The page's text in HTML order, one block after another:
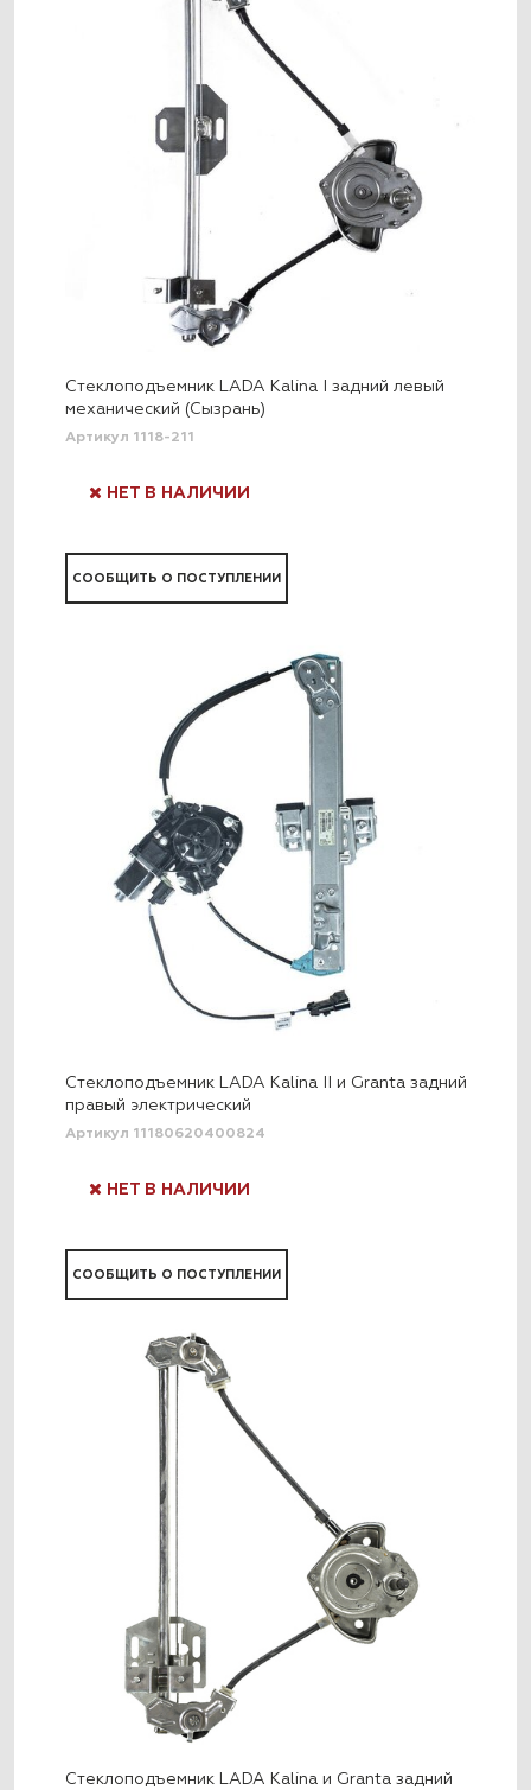
Стеклоподъемник LADA Kalina I задний левый
механический (Сызрань)
Артикул 1118-211
НЕТ В НАЛИЧИИ
СООБЩИТЬ О ПОСТУПЛЕНИИ
Стеклоподъемник LADA Kalina II и Granta задний
правый электрический
Артикул 11180620400824
НЕТ В НАЛИЧИИ
СООБЩИТЬ О ПОСТУПЛЕНИИ
Стеклоподъемник LADA Kalina и Granta задний